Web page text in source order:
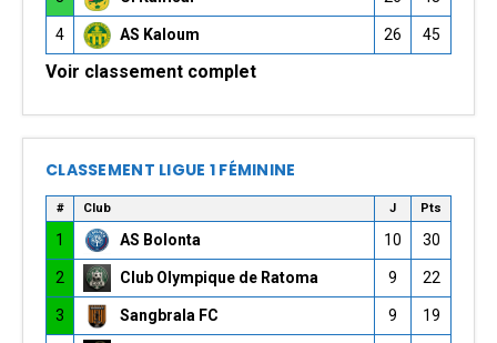
4 AS Kaloum 26 45
Voir classement complet
CLASSEMENT LIGUE 1 FÉMININE
# Club J Pts
1 AS Bolonta 10 30
2 Club Olympique de Ratoma 9 22
3 Sangbrala FC 9 19